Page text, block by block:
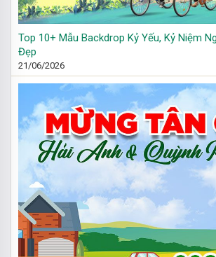
Top 10+ Mẫu Backdrop Kỷ Yếu, Kỷ Niệm
Đẹp
21/06/2026